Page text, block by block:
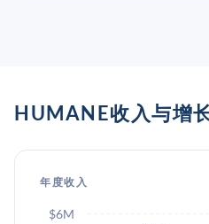
HUMANE收入与增
年度收入
$6M